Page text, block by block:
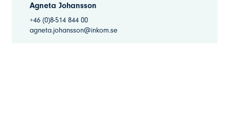
Agneta Johansson
+46 (0)8-514 844 00
agneta.johansson@inkom.se